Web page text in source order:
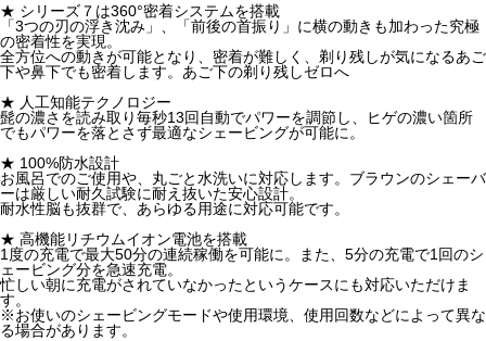
★ シリーズ７は360°密着システムを搭載
「3つの刃の浮き沈み」、「前後の首振り」に横の動きも加わった究極
の密着性を実現。
全方位への動きが可能となり、密着が難しく、剃り残しが気になるあご
下や鼻下でも密着します。あご下の剃り残しゼロへ
★ 人工知能テクノロジー
髭の濃さを読み取り毎秒13回自動でパワーを調節し、ヒゲの濃い箇所
でもパワーを落とさず最適なシェービングが可能に。
★ 100%防水設計
お風呂でのご使用や、丸ごと水洗いに対応します。ブラウンのシェーバ
ーは厳しい耐久試験に耐え抜いた安心設計。
耐水性脳も抜群で、あらゆる用途に対応可能です。
★ 高機能リチウムイオン電池を搭載
1度の充電で最大50分の連続稼働を可能に。また、5分の充電で1回のシ
ェービング分を急速充電。
忙しい朝に充電がされていなかったというケースにも対応いただけま
す。
※お使いのシェービングモードや使用環境、使用回数などによって異な
る場合があります。